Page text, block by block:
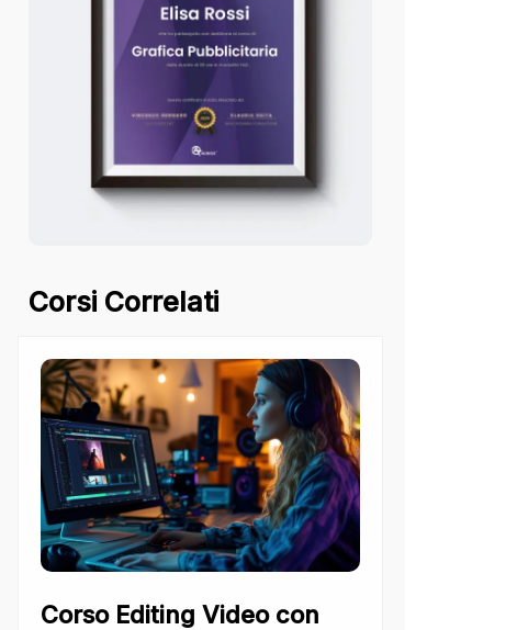
Corsi Correlati
Corso Editing Video con